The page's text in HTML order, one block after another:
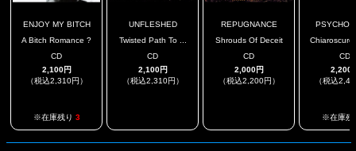
ENJOY MY BITCH
A Bitch Romance ?
CD
2,100円
（税込2,310円）
※在庫残り 3
UNFLESHED
Twisted Path To ...
CD
2,100円
（税込2,310円）
REPUGNANCE
Shrouds Of Deceit
CD
2,000円
（税込2,200円）
Chiaroscuro
CD
2,200
（税込
※在庫残